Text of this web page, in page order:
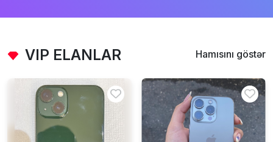
VIP ELANLAR Hamısını göstər